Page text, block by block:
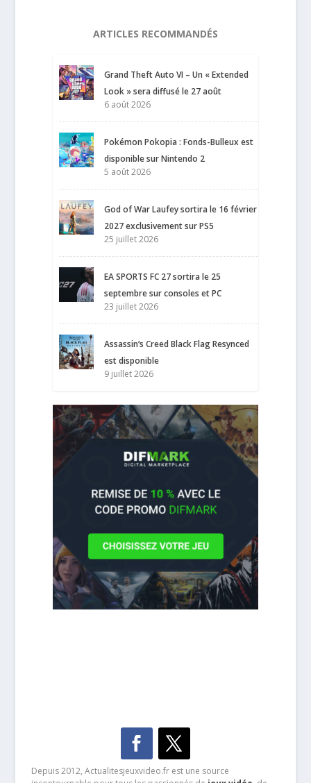
ARTICLES RECOMMANDÉS
Grand Theft Auto VI – Un « Extended
Look » sera diffusé le 27 août
6 août 2026
Pokémon Pokopia : Fonds-Bulleux est
disponible sur Nintendo 2
5 août 2026
God of War Laufey sortira le 16 février
2027 exclusivement sur PS5
25 juillet 2026
EA SPORTS FC 27 sortira le 25
septembre sur consoles et PC
23 juillet 2026
Assassin’s Creed Black Flag Resynced
est disponible
9 juillet 2026
Depuis 2012, Actualitesjeuxvideo.fr est une source